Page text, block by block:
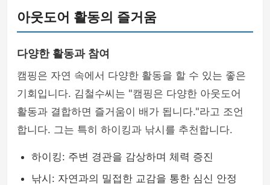
아웃도어 활동의 즐거움
다양한 활동과 참여
캠핑은 자연 속에서 다양한 활동을 할 수 있는 좋은
기회입니다. 김철수씨는 "캠핑은 다양한 아웃도어
활동과 결합하면 즐거움이 배가 됩니다."라고 조언
합니다. 그는 특히 하이킹과 낚시를 추천합니다.
하이킹: 주변 경관을 감상하며 체력 증진
낚시: 자연과의 밀접한 교감을 통한 심신 안정